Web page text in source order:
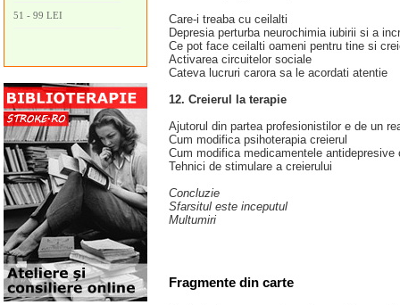
51 - 99 LEI
Care-i treaba cu ceilalti
Depresia perturba neurochimia iubirii si a
Ce pot face ceilalti oameni pentru tine si
Activarea circuitelor sociale
Cateva lucruri carora sa le acordati atentie
12. Creierul la terapie
Ajutorul din partea profesionistilor e de un
Cum modifica psihoterapia creierul
Cum modifica medicamentele antidepresive
Tehnici de stimulare a creierului
Concluzie
Sfarsitul este inceputul
Multumiri
Fragmente din carte